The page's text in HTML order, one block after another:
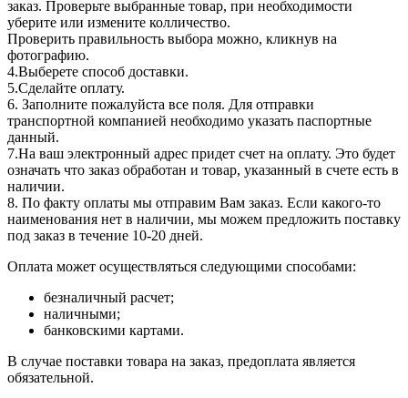
заказ. Проверьте выбранные товар, при необходимости
уберите или измените колличество.
Проверить правильность выбора можно, кликнув на
фотографию.
4.Выберете способ доставки.
5.Сделайте оплату.
6. Заполните пожалуйста все поля. Для отправки
транспортной компанией необходимо указать паспортные
данный.
7.На ваш электронный адрес придет счет на оплату. Это будет
означать что заказ обработан и товар, указанный в счете есть в
наличии.
8. По факту оплаты мы отправим Вам заказ. Если какого-то
наименования нет в наличии, мы можем предложить поставку
под заказ в течение 10-20 дней.
Оплата может осуществляться следующими способами:
безналичный расчет;
наличными;
банковскими картами.
В случае поставки товара на заказ, предоплата является
обязательной.